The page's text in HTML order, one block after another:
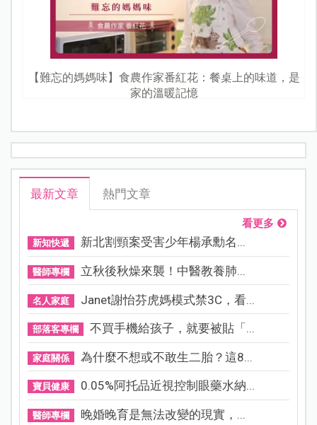
【難忘的媽媽味】食農作家番紅花：餐桌上的味道，是
家的溫暖記憶
最新文章 熱門文章
看更多
新知快遞 新北割頸案受害少年楊承勳名...
醫師專欄 立秋後秋燥來襲！中醫教養肺...
名人家庭 Janet謝怡芬虎媽模式禁3C，看...
部落客專欄 不買手機給孩子，就要被貼「...
家庭關係 為什麼不想或不敢生二胎？這8...
寶貝健康 0.05%阿托品近視控制眼藥水納...
醫師專欄 晚婚晚育是無法改變的現實，...